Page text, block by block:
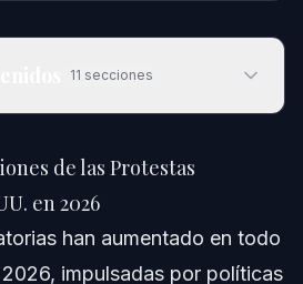
11 secciones
en 2026
Protestas Migratorias
de las Protestas
en 2026
han aumentado en todo
impulsadas por políticas